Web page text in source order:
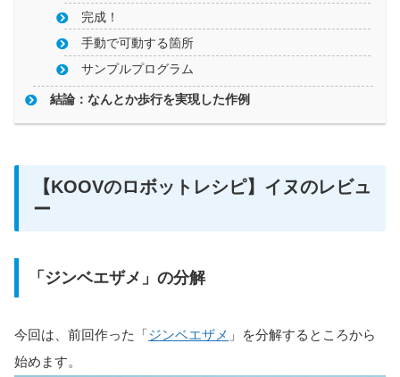
完成！
手動で可動する箇所
サンプルプログラム
結論：なんとか歩行を実現した作例
【KOOVのロボットレシピ】イヌのレビュ
ー
「ジンベエザメ」の分解
今回は、前回作った「ジンベエザメ 」を分解するところから
始めます。